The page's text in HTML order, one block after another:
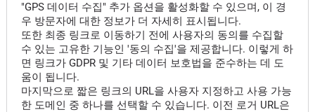
"GPS 데이터 수집" 추가 옵션을 활성화할 수 있으며, 이 경
우 방문자에 대한 정보가 더 자세히 표시됩니다.
또한 최종 링크로 이동하기 전에 사용자의 동의를 수집할
수 있는 고유한 기능인 '동의 수집'을 제공합니다. 이렇게 하
면 링크가 GDPR 및 기타 데이터 보호법을 준수하는 데 도
움이 됩니다.
마지막으로 짧은 링크의 URL을 사용자 지정하고 사용 가능
한 도메인 중 하나를 선택할 수 있습니다. 이전 로거 URL은